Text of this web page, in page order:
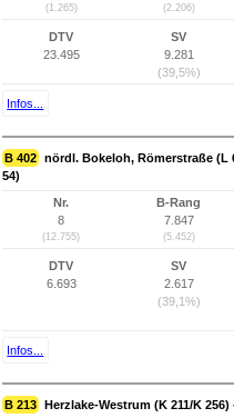
(1.265) (2.206)
DTV
23.495
SV
9.281
(39,5%)
Infos...
B 402 nördl. Bokeloh, Römerstraße (L
54)
Nr.
8
(12.755)
B-Rang
7.847
(5.452)
DTV
6.693
SV
2.617
(39,1%)
Infos...
B 213 Herzlake-Westrum (K 211/K